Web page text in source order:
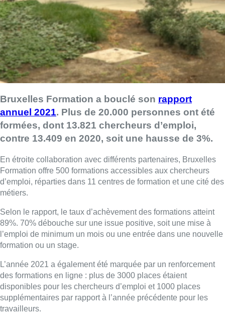
Bruxelles Formation a bouclé son rapport
annuel 2021. Plus de 20.000 personnes ont été
formées, dont 13.821 chercheurs d’emploi,
contre 13.409 en 2020, soit une hausse de 3%.
En étroite collaboration avec différents partenaires, Bruxelles
Formation offre 500 formations accessibles aux chercheurs
d’emploi, réparties dans 11 centres de formation et une cité des
métiers.
Selon le rapport, le taux d’achèvement des formations atteint
89%. 70% débouche sur une issue positive, soit une mise à
l’emploi de minimum un mois ou une entrée dans une nouvelle
formation ou un stage.
L’année 2021 a également été marquée par un renforcement
des formations en ligne : plus de 3000 places étaient
disponibles pour les chercheurs d’emploi et 1000 places
supplémentaires par rapport à l’année précédente pour les
travailleurs.